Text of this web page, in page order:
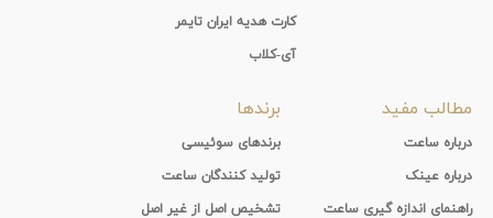
کارت هدیه ایران تایمر
آی-کلاب
مطالب مفید
درباره ساعت
درباره عینک
راهنمای اندازه گیری ساعت
برندها
برندهای سوئیسی
تولید کنندگان ساعت
تشخیص اصل از غیر اصل